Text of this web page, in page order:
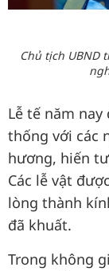
Chủ tịch UBND
Lễ tế năm
thống với các
hương, hiến
Các lễ vật
lòng thành
đã khuất.
Trong không